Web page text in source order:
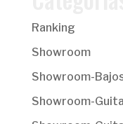
Ranking
Showroom
Showroom-
Showroom-